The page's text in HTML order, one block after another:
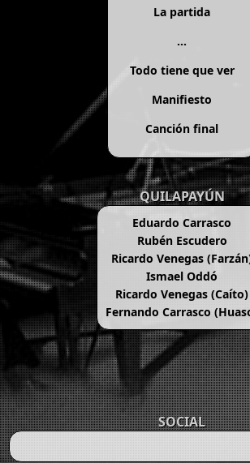
La partida
...
Todo tiene que ver
Manifiesto
Canción final
QUILAPAYÚN
Eduardo Carrasco
Rubén Escudero
Ricardo Venegas
Ismael Oddó
Ricardo Venegas (Caíto)
Fernando Carrasco
SOCIAL